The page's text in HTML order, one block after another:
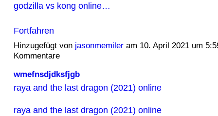
godzilla vs kong online…
Fortfahren
Hinzugefügt von jasonmemileram 10. April 2021 um
Kommentare
wmefnsdjdksfjgb
raya and the last dragon (2021) online
raya and the last dragon (2021) online